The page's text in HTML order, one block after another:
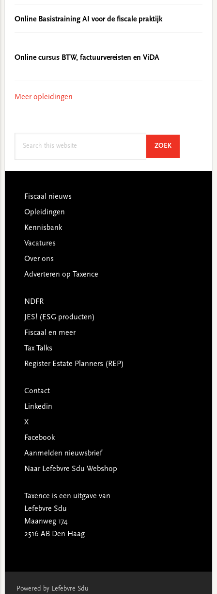
Online Basistraining AI voor de fiscale praktijk
Online cursus BTW, factuurvereisten en ViDA
Meer opleidingen
ZOEKSEARCH
Footer
Fiscaal nieuws
Opleidingen
Kennisbank
Vacatures
Over ons
Adverteren op Taxence
NDFR
JES! (ESG producten)
Fiscaal en meer
Tax Talks
Register Estate Planners (REP)
Contact
Linkedin
X
Facebook
Aanmelden nieuwsbrief
Naar Lefebvre Sdu Webshop
Taxence is een uitgave van
Lefebvre Sdu
Maanweg 174
2516 AB Den Haag
Powered by Lefebvre Sdu